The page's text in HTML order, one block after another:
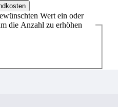
Wert ein oder
die Anzahl zu erhöhen